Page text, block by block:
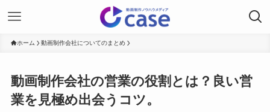
ホーム 動画制作会社についてのまとめ
動画制作会社の営業の役割とは？良い営
業を見極め出会うコツ。